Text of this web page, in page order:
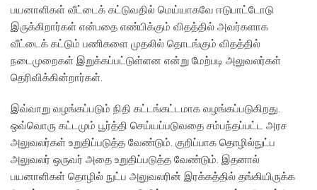
பயனாளிகள் வீட்டைக் கட்டுவதில் மெய்யாகவே ஈடுபாட்டோடு
இருக்கிறார்கள் என்பதை எண்பிக்கும் விதத்தில் அவர்களாக
வீட்டைக் கட்டும் பணிகளை முதலில் தொடங்கும் விதத்தில்
நடைமுறைகள் இறுக்கப்பட்டுள்ளன என்று மேற்படி அலுவலர்கள்
தெரிவிக்கின்றார்கள்.
இவ்வாறு வழங்கப்படும் நிதி கட்டங்கட்டமாக வழங்கப்படுகிறது.
ஒவ்வொரு கட்டமும் பூர்த்தி செய்யப்படுவதை சம்பந்தப்பட்ட அரச
அலுவலர்கள் உறுதிப்படுத்த வேண்டும். குறிப்பாக தொழில்நுட்ப
அலுவலர் ஒருவர் அதை உறுதிப்படுத்த வேண்டும். இதனால்
பயனாளிகள் தொழில் நுட்ப அலுவலரின் இரக்கத்தில் தங்கியிருக்க